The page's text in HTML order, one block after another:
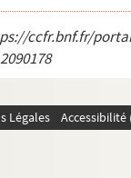
ccfr.bnf.fr/
Légales